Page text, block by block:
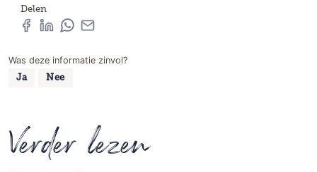
Delen
Was deze informatie zinvol?
Ja Nee
Verder lezen